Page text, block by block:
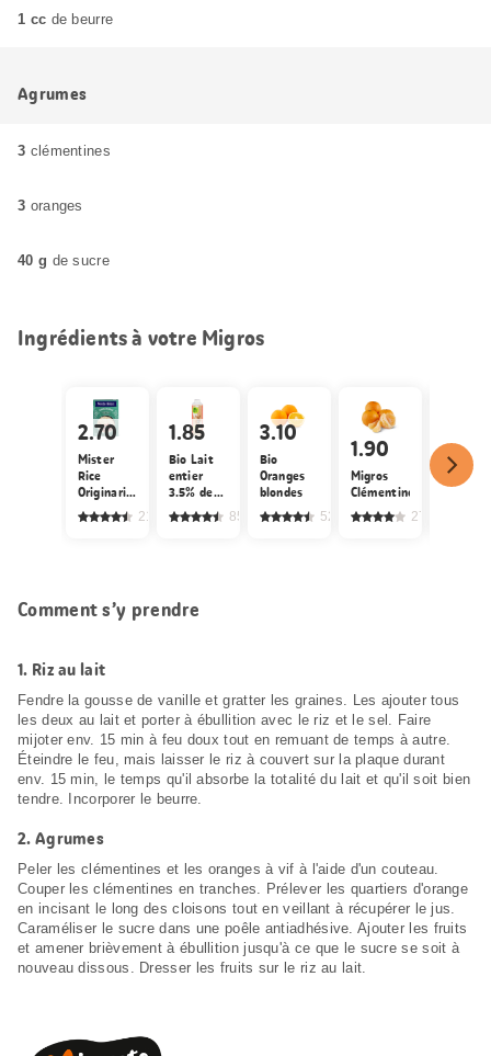
1 cc de beurre
Agrumes
3 clémentines
3 oranges
40 g de sucre
Ingrédients à votre Migros
2.70
Mister
Rice
Originario
pour riz
au lait
21
1.85
Bio Lait
entier
3.5% de
gras,
pasteurisé 855
3.10
Bio
Oranges
blondes
520
1.90
Migros
Clémentines
2739
M-
IP-
Cristal
Comment s’y prendre
1. Riz au lait
Fendre la gousse de vanille et gratter les graines. Les ajouter tous
les deux au lait et porter à ébullition avec le riz et le sel. Faire
mijoter env. 15 min à feu doux tout en remuant de temps à autre.
Éteindre le feu, mais laisser le riz à couvert sur la plaque durant
env. 15 min, le temps qu'il absorbe la totalité du lait et qu'il soit bien
tendre. Incorporer le beurre.
2.Agrumes
Peler les clémentines et les oranges à vif à l'aide d'un couteau.
Couper les clémentines en tranches. Prélever les quartiers d'orange
en incisant le long des cloisons tout en veillant à récupérer le jus.
Caraméliser le sucre dans une poêle antiadhésive. Ajouter les fruits
et amener brièvement à ébullition jusqu'à ce que le sucre se soit à
nouveau dissous. Dresser les fruits sur le riz au lait.